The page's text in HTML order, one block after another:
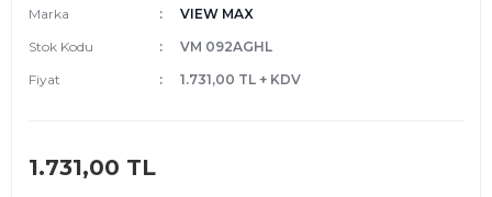
Marka
VIEW MAX
Stok Kodu
VM 092AGHL
Fiyat
1.731,00 TL + KDV
1.731,00 TL